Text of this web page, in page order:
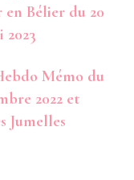
Bélier du 20
2023
Mémo du
2022 et
Jumelles